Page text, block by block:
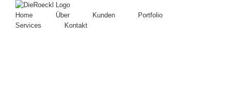
Home Über Kunden
Portfolio
Services
Kontakt